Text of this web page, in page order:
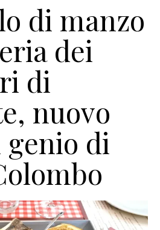
di manzo
dei
di
nuovo
di